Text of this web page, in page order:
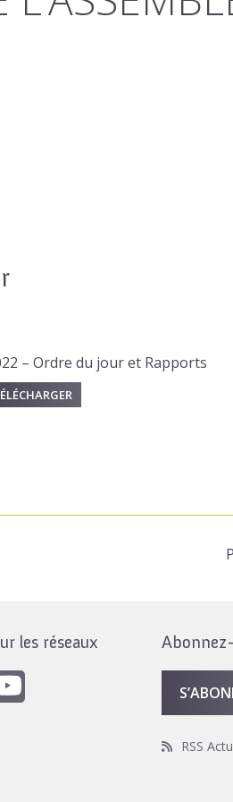
– Ordre du jour et Rapports
les réseaux
RSS